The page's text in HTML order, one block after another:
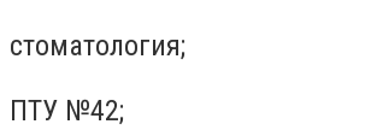
стоматология;
ПТУ №42;